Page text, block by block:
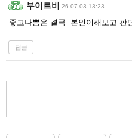
부이르비 26-07-03 13:23
좋고나쁨은 결국 본인이해보고 판
답글